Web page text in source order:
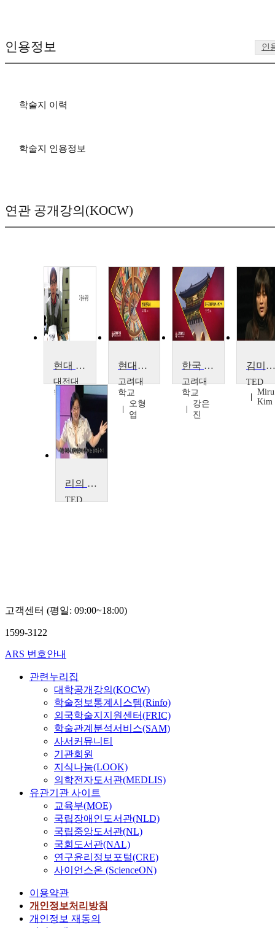
인용정보 인
학술지 이력
학술지 인용정보
연관 공개강의(KOCW)
현대 한국 문학과 사회변모
대전대
학교
임상
일
현대문학사
고려대
학교
오형
엽
한국 근대문학과 역사적 기억
고려대
학교
강은
진
김미루가 얘기하는 도시의 뒷골목 버려진 장소의 아름다움
TED
Miru
Kim
리의 쵸장군을 찾아서
TED
고객센터 (평일: 09:00~18:00)
1599-3122
ARS 번호안내
관련누리집
대학공개강의(KOCW)
학술정보통계시스템(Rinfo)
외국학술지지원센터(FRIC)
학술관계분석서비스(SAM)
사서커뮤니티
기관회원
지식나눔(LOOK)
의학전자도서관(MEDLIS)
유관기관 사이트
교육부(MOE)
국립장애인도서관(NLD)
국립중앙도서관(NL)
국회도서관(NAL)
연구윤리정보포털(CRE)
사이언스온 (ScienceON)
이용약관
개인정보처리방침
개인정보 재동의